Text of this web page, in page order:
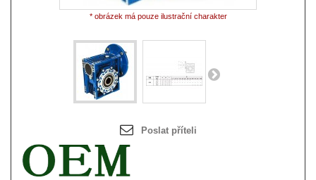
* obrázek má pouze ilustrační charakter
Poslat příteli